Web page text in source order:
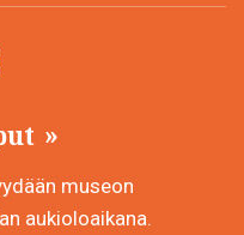
museon
aukioloaikana.